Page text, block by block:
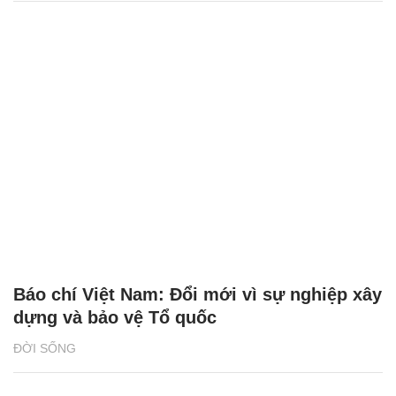
ĐỜI SỐNG
Báo chí Việt Nam: Đổi mới vì sự nghiệp xây
dựng và bảo vệ Tổ quốc